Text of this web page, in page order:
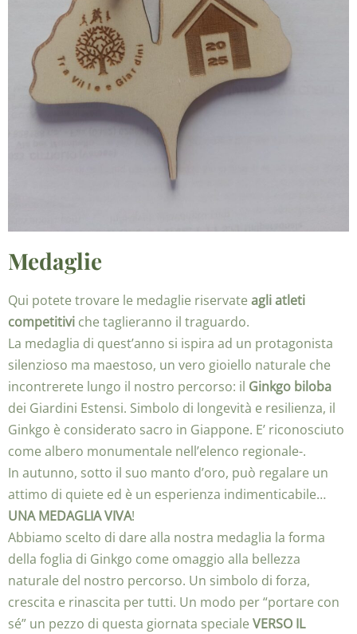
Medaglie
Qui potete trovare le medaglie riservate agli atleti
competitivi che taglieranno il traguardo.
La medaglia di quest’anno si ispira ad un protagonista
silenzioso ma maestoso, un vero gioiello naturale che
incontrerete lungo il nostro percorso: il Ginkgo biloba
dei Giardini Estensi. Simbolo di longevità e resilienza, il
Ginkgo è considerato sacro in Giappone. E’ riconosciuto
come albero monumentale nell’elenco regionale-.
In autunno, sotto il suo manto d’oro, può regalare un
attimo di quiete ed è un esperienza indimenticabile…
UNA MEDAGLIA VIVA!
Abbiamo scelto di dare alla nostra medaglia la forma
della foglia di Ginkgo come omaggio alla bellezza
naturale del nostro percorso. Un simbolo di forza,
crescita e rinascita per tutti. Un modo per “portare con
sé” un pezzo di questa giornata speciale VERSO IL